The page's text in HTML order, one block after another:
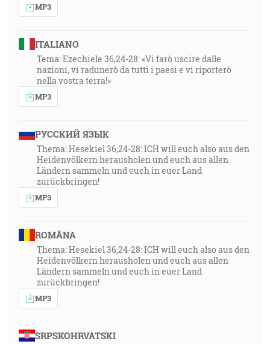
MP3
ITALIANO
Tema: Ezechiele 36,24-28: «Vi farò uscire dalle
nazioni, vi radunerò da tutti i paesi e vi riporterò
nella vostra terra!»
MP3
РУССКИЙ ЯЗЫК
Thema: Hesekiel 36,24-28: ICH will euch also aus den
Heidenvölkern herausholen und euch aus allen
Ländern sammeln und euch in euer Land
zurückbringen!
MP3
ROMÂNA
Thema: Hesekiel 36,24-28: ICH will euch also aus den
Heidenvölkern herausholen und euch aus allen
Ländern sammeln und euch in euer Land
zurückbringen!
MP3
SRPSKOHRVATSKI